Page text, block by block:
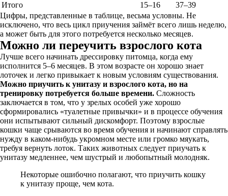
Итого
15–16
37–39
Цифры, представленные в таблице, весьма условны. Не
исключено, что весь цикл приучения займёт всего лишь неделю,
а может быть для этого потребуется несколько месяцев.
Можно ли переучить взрослого кота
Лучше всего начинать дрессировку питомца, когда ему
исполнится 5–6 месяцев. В этом возрасте он хорошо знает
лоточек и легко привыкает к новым условиям существования.
Можно приучить к унитазу и взрослого кота, но на
тренировку потребуется больше времени. Сложность
заключается в том, что у зрелых особей уже хорошо
сформировались «туалетные привычки» и в процессе обучения
они испытывают сильный дискомфорт. Поэтому взрослые
кошки чаще срываются во время обучения и начинают справлять
нужду в каком-нибудь укромном месте или громко мяукать,
требуя вернуть лоток. Таких животных следует приучать к
унитазу медленнее, чем шустрый и любопытный молодняк.
Некоторые ошибочно полагают, что приучить кошку
к унитазу проще, чем кота.